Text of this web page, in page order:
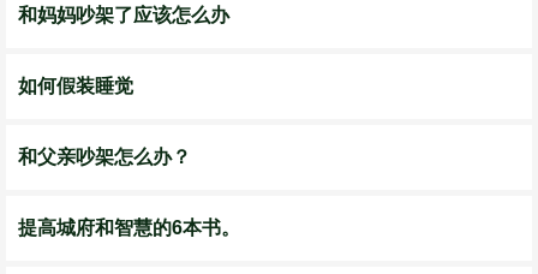
和妈妈吵架了应该怎么办
如何假装睡觉
和父亲吵架怎么办？
提高城府和智慧的6本书。